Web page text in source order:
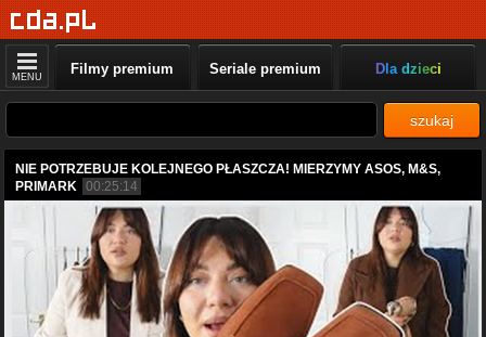
MENU Filmy premium Seriale premium Dla dzieci
szukaj
NIE POTRZEBUJE KOLEJNEGO PŁASZCZA! MIERZYMY ASOS, M&S,
PRIMARK 00:25:14